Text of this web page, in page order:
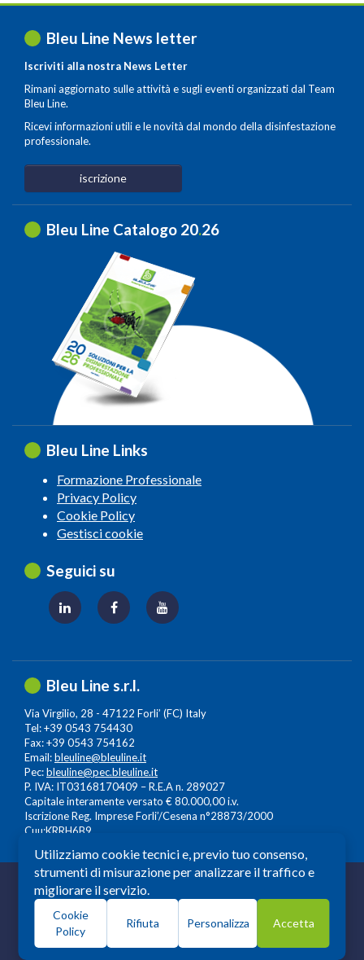
Bleu Line News letter
Iscriviti alla nostra News Letter
Rimani aggiornato sulle attività e sugli eventi organizzati dal Team
Bleu Line.
Ricevi informazioni utili e le novità dal mondo della disinfestazione
professionale.
iscrizione
Bleu Line Catalogo 20.26
Bleu Line Links
Formazione Professionale
Privacy Policy
Cookie Policy
Gestisci cookie
Seguici su
Bleu Line s.r.l.
Via Virgilio, 28 - 47122 Forli’ (FC) Italy
Tel: +39 0543 754430
Fax: +39 0543 754162
Email:bleuline@bleuline.it
Pec:bleuline@pec.bleuline.it
P. IVA: IT03168170409 – R.E.A n. 289027
Capitale interamente versato € 80.000,00 i.v.
Iscrizione Reg. Imprese Forli’/Cesena n°28873/2000
Cuu:KRRH6B9
© 2026 Copyright: Bleuline s.r.l. - All Rights Reserved
Società a Socio Unico soggetta alla Direzione e
Coordinamento diLeonardo Lifescience Group S.p.A.
Milano, Amedeo d'Aosta n. 13 20129 Milano. P.iva -
Utilizziamo cookie tecnici e, previo tuo consenso,
strumenti di misurazione per analizzare il traffico e
migliorare il servizio.
Cookie
Policy
Rifiuta Personalizza Accetta